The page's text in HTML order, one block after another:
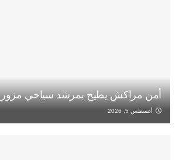
أمن مراكش يطيح بمرشد سياحي مزور
أغسطس 5, 2026